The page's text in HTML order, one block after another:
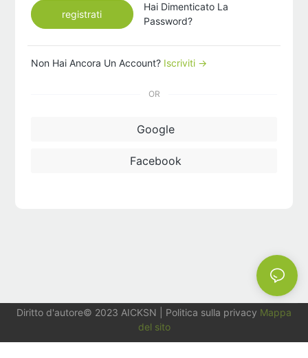
registrati
Hai Dimenticato La
Password?
Non Hai Ancora Un Account? Iscriviti →
OR
Google
Facebook
Diritto d'autore© 2023 AICKSN Politica sulla privacy Mappa
del sito